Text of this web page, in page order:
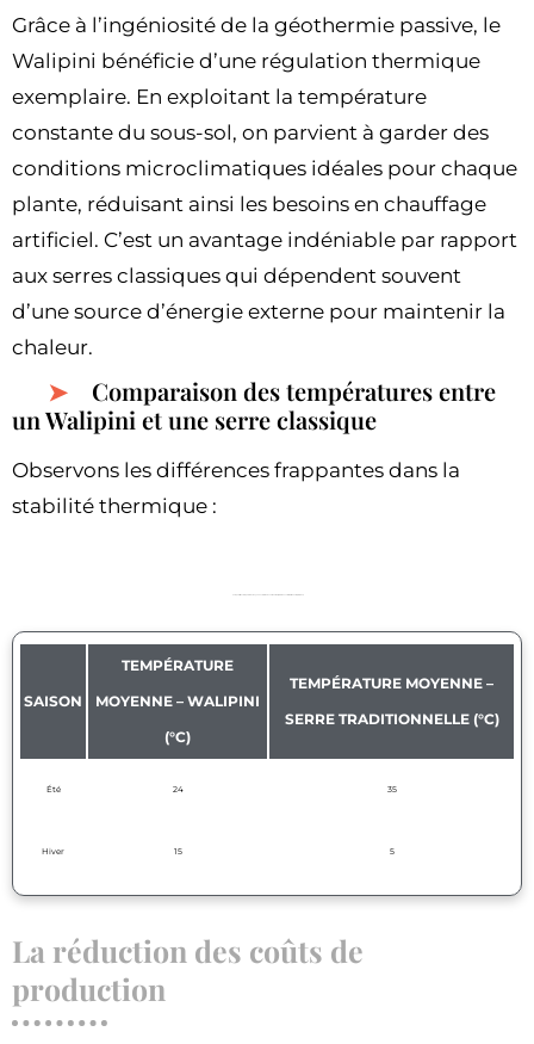
Grâce à l’ingéniosité de la géothermie passive, le
Walipini bénéficie d’une régulation thermique
exemplaire. En exploitant la température
constante du sous-sol, on parvient à garder des
conditions microclimatiques idéales pour chaque
plante, réduisant ainsi les besoins en chauffage
artificiel. C’est un avantage indéniable par rapport
aux serres classiques qui dépendent souvent
d’une source d’énergie externe pour maintenir la
chaleur.
Comparaison des températures entre
un Walipini et une serre classique
Observons les différences frappantes dans la
stabilité thermique :
SAISON
TEMPÉRATURE
MOYENNE – WALIPINI
(°C)
TEMPÉRATURE MOYENNE –
SERRE TRADITIONNELLE (°C)
Été 24 35
Hiver 15 5
La réduction des coûts de
production